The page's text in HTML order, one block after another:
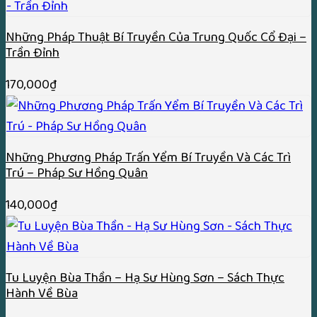
Những Pháp Thuật Bí Truyền Của Trung Quốc Cổ Đại –
Trần Đỉnh
170,000₫
Những Phương Pháp Trấn Yểm Bí Truyền Và Các Trì
Trú – Pháp Sư Hồng Quân
140,000₫
Tu Luyện Bùa Thần – Hạ Sư Hùng Sơn – Sách Thực
Hành Về Bùa